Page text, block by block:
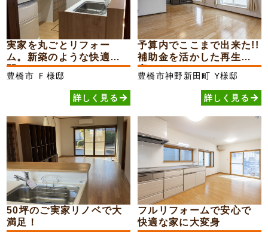
実家を丸ごとリフォー
ム。新築のような快適空
間へ!...
豊橋市 Ｆ様邸
詳しく見る
予算内でここまで出来た!!
補助金を活かした再生住
宅
豊橋市神野新田町 Y様邸
詳しく見る
50坪のご実家リノベで大
満足！
フルリフォームで安心で
快適な家に大変身